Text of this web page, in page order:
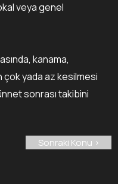
veya genel
kanama,
çok yada az kesilmesi
sonrası takibini
Sonraki Konu >